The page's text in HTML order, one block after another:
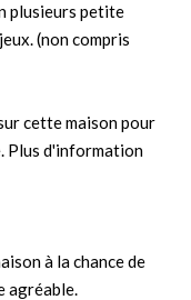
plusieurs petite
(non compris
cette maison pour
Plus d'information
à la chance de
agréable.